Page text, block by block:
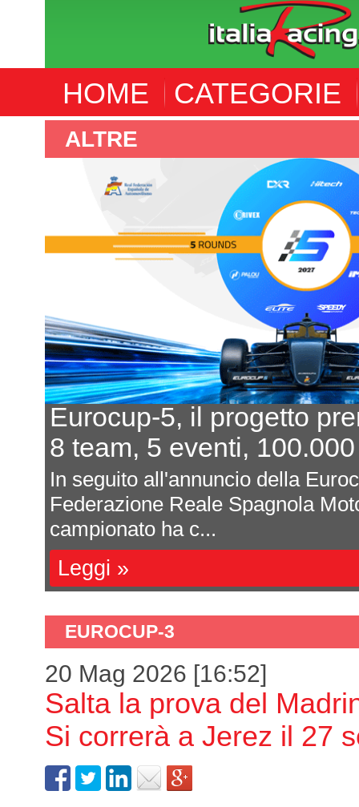
HOME CATEGORIE
ALTRE
Eurocup-5, il progetto
8 team, 5 eventi,
In seguito all'annuncio della
Federazione Reale Spagnola
campionato ha c...
Leggi »
EUROCUP-3
20 Mag 2026 [16:52]
Salta la prova del
Si correrà a Jerez il 27